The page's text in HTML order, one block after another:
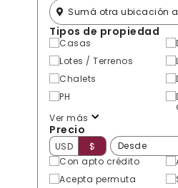
Tipos de propiedad
Casas
Lotes / Terrenos
Chalets
PH
Ver más
Precio
USD
$
Con apto crédito
Acepta permuta